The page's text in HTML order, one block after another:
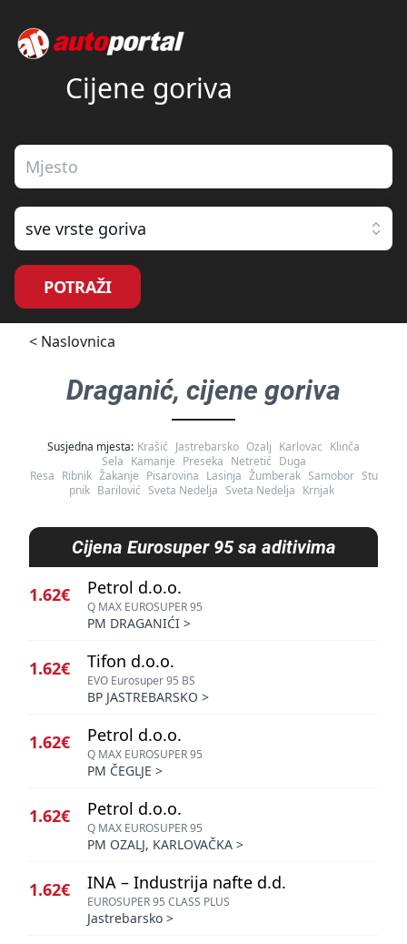
Cijene goriva
sve vrste goriva
POTRAŽI
< Naslovnica
Draganić, cijene goriva
Susjedna mjesta: Krašić Jastrebarsko Ozalj Karlovac Klinča
Sela Kamanje Preseka Netretić Duga
Resa Ribnik Žakanje Pisarovina Lasinja Žumberak Samobor Stu
pnik Barilović Sveta Nedelja Sveta Nedelja Krnjak
Cijena Eurosuper 95 sa aditivima
1.62€ Petrol d.o.o.
Q MAX EUROSUPER 95
PM DRAGANIĆI >
1.62€ Tifon d.o.o.
EVO Eurosuper 95 BS
BP JASTREBARSKO >
1.62€ Petrol d.o.o.
Q MAX EUROSUPER 95
PM ČEGLJE >
1.62€ Petrol d.o.o.
Q MAX EUROSUPER 95
PM OZALJ, KARLOVAČKA >
1.62€ INA – Industrija nafte d.d.
EUROSUPER 95 CLASS PLUS
Jastrebarsko >